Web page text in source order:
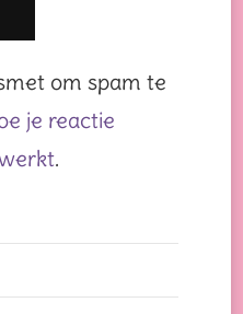
om spam te
je reactie
.